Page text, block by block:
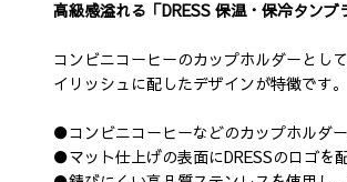
高級感溢れる「DRESS 保温・保冷タンブ
コンビニコーヒーのカップホルダーとし
イリッシュに配したデザインが特徴です。
●コンビニコーヒーなどのカップホルダ
●マット仕上げの表面にDRESSのロゴを